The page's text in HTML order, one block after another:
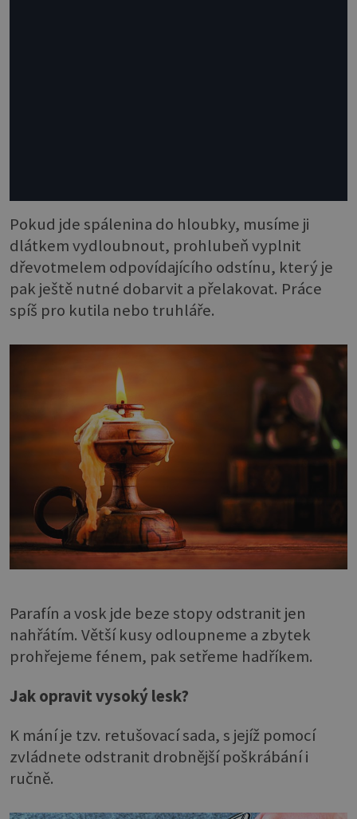
Pokud jde spálenina do hloubky, musíme ji
dlátkem vydloubnout, prohlubeň vyplnit
dřevotmelem odpovídajícího odstínu, který je
pak ještě nutné dobarvit a přelakovat. Práce
spíš pro kutila nebo truhláře.
Parafín a vosk jde beze stopy odstranit jen
nahřátím. Větší kusy odloupneme a zbytek
prohřejeme fénem, pak setřeme hadříkem.
Jak opravit vysoký lesk?
K mání je tzv. retušovací sada, s jejíž pomocí
zvládnete odstranit drobnější poškrábání i
ručně.